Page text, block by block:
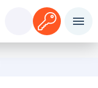
PieslēgtiesReģistrācija